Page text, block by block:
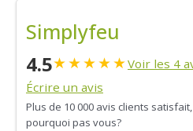
Simplyfeu
4.5★★★★★Voir les 4
Écrire un avis
Plus de 10 000 avis clients satisfait,
pourquoi pas vous?